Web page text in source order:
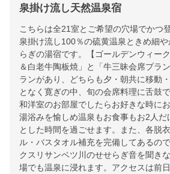
泉掛け流し天然温泉宿
こちらは全21室とご希望の穴場でかつ
泉掛け流し100％の硫黄温泉ときめ細
らぎの湯宿です。【ゴールデンウィー
＆白老牛陶板焼」と「牛三昧会席プラ
ランがあり、どちらも夕・朝共に移動
となく寛ぎの中、旬の会席料理に舌鼓
和洋室のお部屋でしたらお好きな時に
湯浴みを愉しめ温泉もお食事もお2人だ
とした時間を過ごせます。また、各脱
ル・バスタオル補充を完備してあるの
クスリサンベツ川のせせらぎ音を聞き
場でも温泉に浸れます。アクセスは前